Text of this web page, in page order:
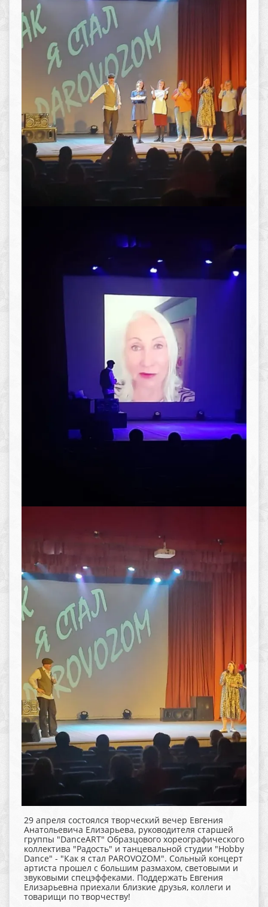
29 апреля состоялся творческий вечер Евгения
Анатольевича Елизарьева, руководителя старшей
группы "DanceАRT" Образцового хореографического
коллектива "Радость" и танцевальной студии "Hobby
Dance" - "Как я стал PAROVOZOM". Сольный концерт
артиста прошел с большим размахом, световыми и
звуковыми спецэффеками. Поддержать Евгения
Елизарьевна приехали близкие друзья, коллеги и
товарищи по творчеству!